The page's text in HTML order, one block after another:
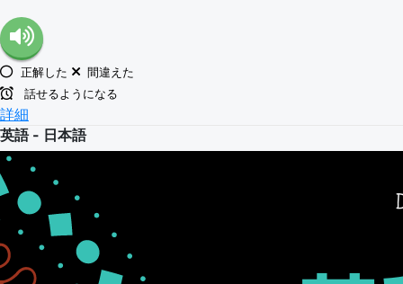
正解した
間違えた
話せるようになる
詳細
英語 - 日本語